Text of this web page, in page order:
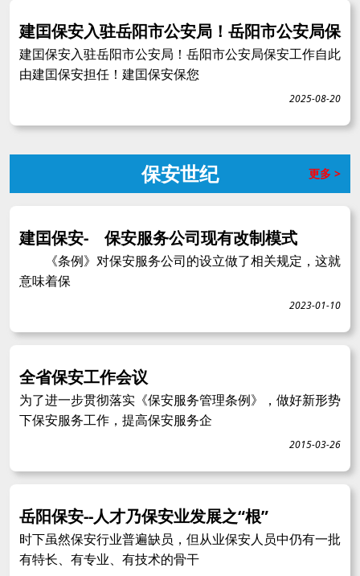
建囯保安入驻岳阳市公安局！岳阳市公安局保
建囯保安入驻岳阳市公安局！岳阳市公安局保安工作自此
由建囯保安担任！建囯保安保您
2025-08-20
保安世纪 更多 >
建囯保安- 保安服务公司现有改制模式
《条例》对保安服务公司的设立做了相关规定，这就
意味着保
2023-01-10
全省保安工作会议
为了进一步贯彻落实《保安服务管理条例》，做好新形势
下保安服务工作，提高保安服务企
2015-03-26
岳阳保安--人才乃保安业发展之“根”
时下虽然保安行业普遍缺员，但从业保安人员中仍有一批
有特长、有专业、有技术的骨干